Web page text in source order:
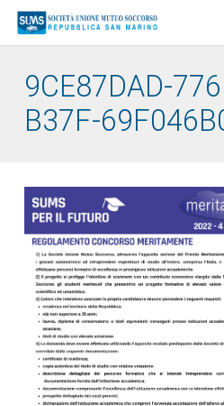
9CE87DAD-
B37F-